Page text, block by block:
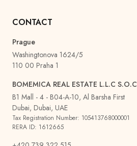
CONTACT
Prague
Washingtonova 1624/5
110 00 Praha 1
BOMEMICA REAL ESTATE L.L.C S.O.C
B1 Mall - 4 - B04-A-10, Al Barsha First
Dubai, Dubai, UAE
Tax Registration Number: 105413768000001
RERA ID: 1612665